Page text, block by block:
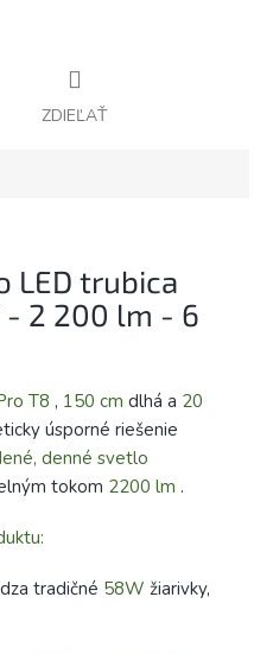
ZDIEĽAŤ
LED trubica
- 2 200 lm - 6
T8 , 150 cm dlhá a 20
úsporné riešenie
denné svetlo
tokom 2200 lm .
tradičné 58W žiarivky,